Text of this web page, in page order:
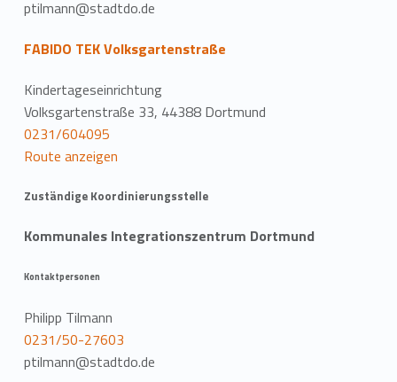
ptilmann@stadtdo.de
FABIDO TEK Volksgartenstraße
Kindertageseinrichtung
Volksgartenstraße 33, 44388 Dortmund
0231/604095
Route anzeigen
Zuständige Koordinierungsstelle
Kommunales Integrationszentrum Dortmund
Kontaktpersonen
Philipp Tilmann
0231/50-27603
ptilmann@stadtdo.de